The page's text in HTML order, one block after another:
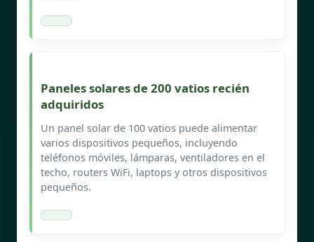
Paneles solares de 200 vatios recién
adquiridos
Un panel solar de 100 vatios puede alimentar
varios dispositivos pequeños, incluyendo
teléfonos móviles, lámparas, ventiladores en el
techo, routers WiFi, laptops y otros dispositivos
pequeños.